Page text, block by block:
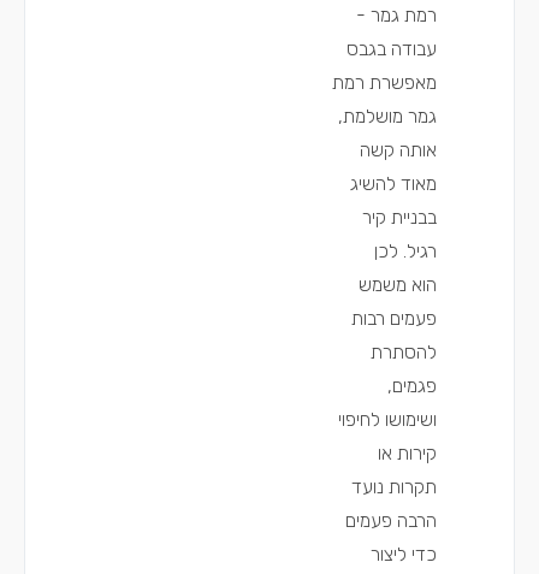
רמת גמר -
עבודה בגבס
מאפשרת רמת
גמר מושלמת,
אותה קשה
מאוד להשיג
בבניית קיר
רגיל. לכן
הוא משמש
פעמים רבות
להסתרת
פגמים,
ושימושו לחיפוי
קירות או
תקרות נועד
הרבה פעמים
כדי ליצור